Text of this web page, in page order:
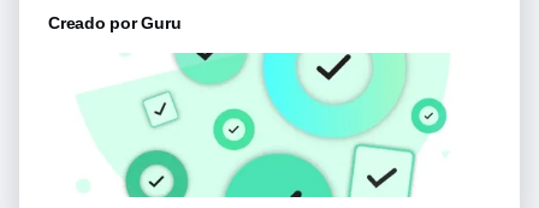
Creado porGuru